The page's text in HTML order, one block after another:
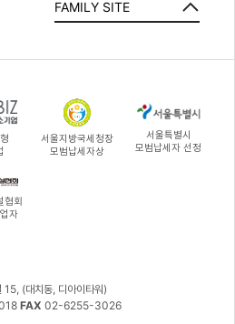
FAMILY SITE
서울지방국세청장
모범납세자상
서울특별시
모범납세자 선정
협회
자
(대치동, 디아이타워)
FAX 02-6255-3026